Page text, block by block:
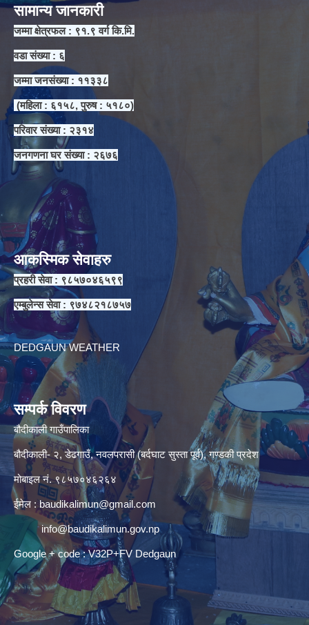
सामान्य जानकारी
जम्मा क्षेत्रफल : ९१.९ वर्ग कि.मि.
वडा संख्या : ६
जम्मा जनसंख्या : ११३३८
(महिला : ६१५८, पुरुष : ५१८०)
परिवार संख्या : २३१४
जनगणना घर संख्या : २६७६
आकस्मिक सेवाहरु
प्रहरी सेवा : ९८५७०४६५९९
एम्बुलेन्स सेवा : ९७४८२१८७५७
DEDGAUN WEATHER
सम्पर्क विवरण
बौदीकाली गाउँपालिका
बौदीकाली- २, डेढगाउँ, नवलपरासी (बर्दघाट सुस्ता पूर्व), गण्डकी प्रदेश
मोबाइल नं. ९८५७०४६२६४
ईमेल : baudikalimun@gmail.com
info@baudikalimun.gov.np
Google + code : V32P+FV Dedgaun